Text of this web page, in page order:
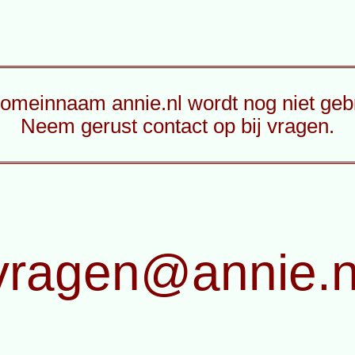
annie.nl wordt nog niet
Neem gerust contact op bij vragen.